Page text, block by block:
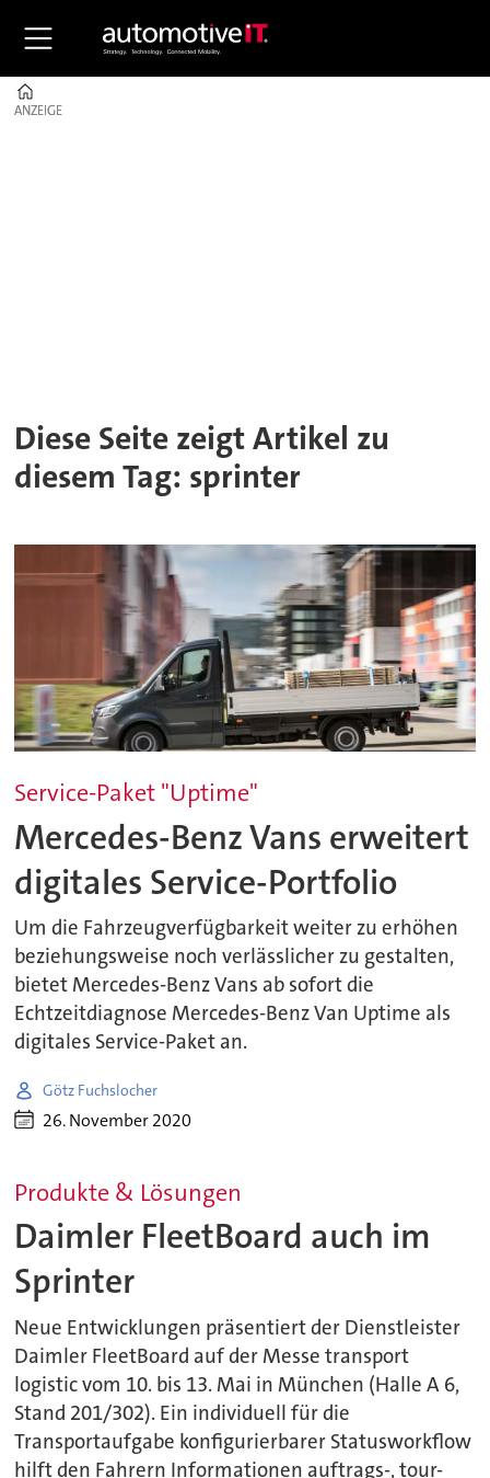
ANZEIGE
ANZEIGE
Diese Seite zeigt Artikel zu
diesem Tag: sprinter
Service-Paket "Uptime"
Mercedes-Benz Vans erweitert
digitales Service-Portfolio
Um die Fahrzeugverfügbarkeit weiter zu erhöhen
beziehungsweise noch verlässlicher zu gestalten,
bietet Mercedes-Benz Vans ab sofort die
Echtzeitdiagnose Mercedes-Benz Van Uptime als
digitales Service-Paket an.
Götz Fuchslocher
26. November 2020
Produkte & Lösungen
Daimler FleetBoard auch im
Sprinter
Neue Entwicklungen präsentiert der Dienstleister
Daimler FleetBoard auf der Messe transport
logistic vom 10. bis 13. Mai in München (Halle A 6,
Stand 201/302). Ein individuell für die
Transportaufgabe konfigurierbarer Statusworkflow
hilft den Fahrern Informationen auftrags-, tour-